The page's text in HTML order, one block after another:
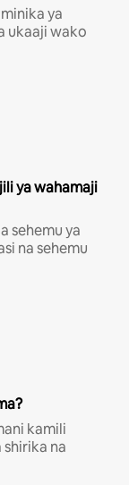
ya
ukaaji wako
ya wahamaji
sehemu ya
na sehemu
kamili
na